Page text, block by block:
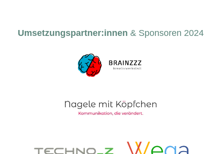
Umsetzungspartner:innen & Sponsoren 2024